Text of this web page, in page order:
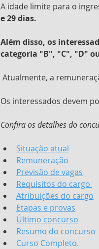
A idade limite para o
e 29 dias.
Além disso, os
categoria "B", "C", "D"
Atualmente, a
Os interessados devem
Confira os detalhes do
Situação atual
Remuneração
Previsão de vagas
Requisitos do cargo
Atribuições do cargo
Etapas e provas
Último concurso
Resumo do concurso
Curso Completo.